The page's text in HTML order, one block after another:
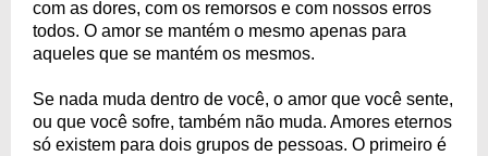
com as dores, com os remorsos e com nossos erros
todos. O amor se mantém o mesmo apenas para
aqueles que se mantém os mesmos.
Se nada muda dentro de você, o amor que você sente,
ou que você sofre, também não muda. Amores eternos
só existem para dois grupos de pessoas. O primeiro é